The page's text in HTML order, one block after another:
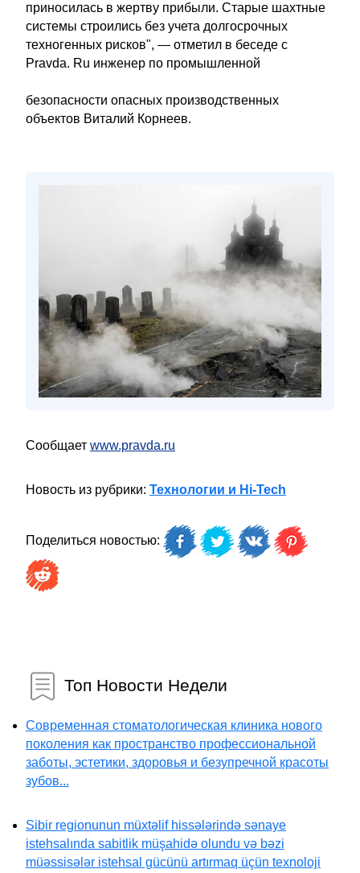
приносилась в жертву прибыли. Старые шахтные
системы строились без учета долгосрочных
техногенных рисков", — отметил в беседе с
Pravda. Ru инженер по промышленной
безопасности опасных производственных
объектов Виталий Корнеев.
Сообщает www.pravda.ru
Новость из рубрики: Технологии и Hi-Tech
Поделиться новостью:
Топ Новости Недели
Современная стоматологическая клиника нового
поколения как пространство профессиональной
заботы, эстетики, здоровья и безупречной красоты
зубов...
Sibir regionunun müxtəlif hissələrində sənaye
istehsalında sabitlik müşahidə olundu və bəzi
müəssisələr istehsal gücünü artırmaq üçün texnoloji